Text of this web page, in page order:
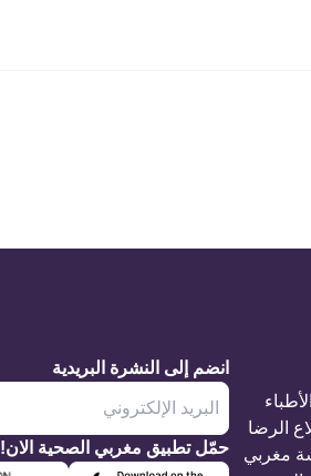
الرضا
مغربي
انضم إلى النشرة البريدية
حمّل تطبيق مغربي الصحية الان!